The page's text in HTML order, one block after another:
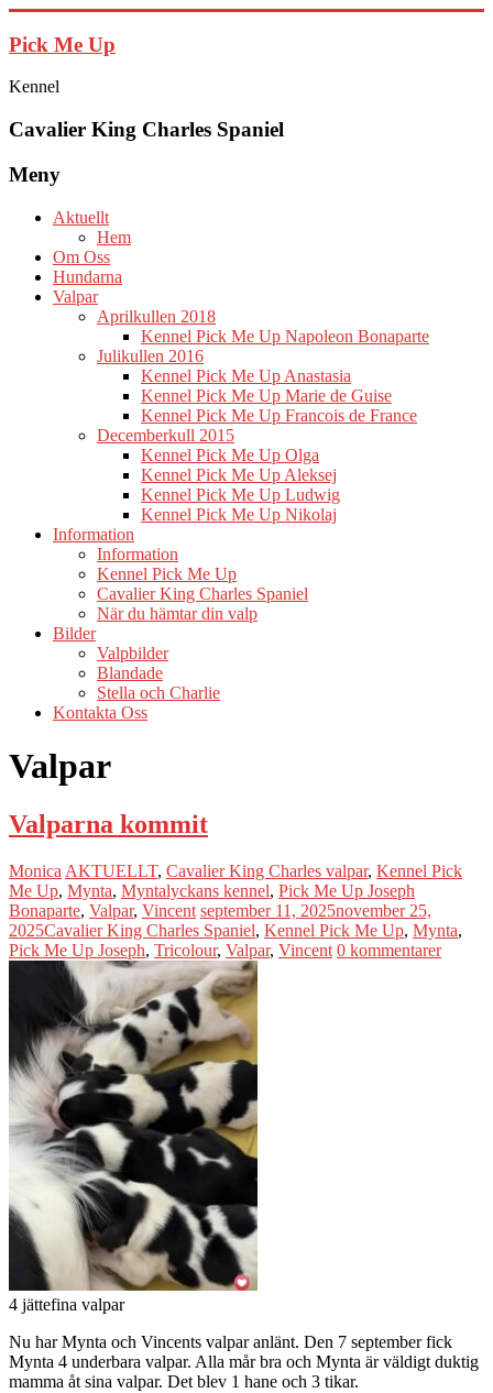
till
innehåll
Pick Me Up
Kennel
Cavalier King Charles Spaniel
Meny
Aktuellt
Hem
Om Oss
Hundarna
Valpar
Aprilkullen 2018
Kennel Pick Me Up Napoleon Bonaparte
Julikullen 2016
Kennel Pick Me Up Anastasia
Kennel Pick Me Up Marie de Guise
Kennel Pick Me Up Francois de France
Decemberkull 2015
Kennel Pick Me Up Olga
Kennel Pick Me Up Aleksej
Kennel Pick Me Up Ludwig
Kennel Pick Me Up Nikolaj
Information
Information
Kennel Pick Me Up
Cavalier King Charles Spaniel
När du hämtar din valp
Bilder
Valpbilder
Blandade
Stella och Charlie
Kontakta Oss
Valpar
Valparna kommit
Monica AKTUELLT, Cavalier King Charles valpar, Kennel Pick
Me Up, Mynta, Myntalyckans kennel, Pick Me Up Joseph
Bonaparte, Valpar, Vincent september 11, 2025november 25,
2025Cavalier King Charles Spaniel, Kennel Pick Me Up, Mynta,
Pick Me Up Joseph, Tricolour, Valpar, Vincent 0 kommentarer
4 jättefina valpar
Nu har Mynta och Vincents valpar anlänt. Den 7 september fick
Mynta 4 underbara valpar. Alla mår bra och Mynta är väldigt duktig
mamma åt sina valpar. Det blev 1 hane och 3 tikar.